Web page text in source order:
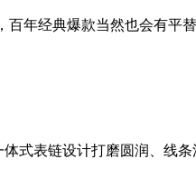
年经典爆款当然也会有平替
式表链设计打磨圆润、线